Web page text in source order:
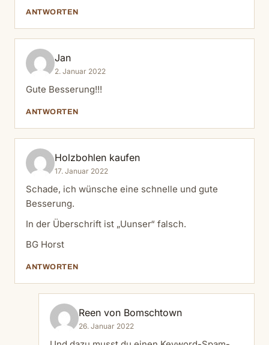
ANTWORTEN
Jan
2. Januar 2022
Gute Besserung!!!
ANTWORTEN
Holzbohlen kaufen
17. Januar 2022
Schade, ich wünsche eine schnelle und gute
Besserung.
In der Überschrift ist „Uunser“ falsch.
BG Horst
ANTWORTEN
Reen von Bomschtown
26. Januar 2022